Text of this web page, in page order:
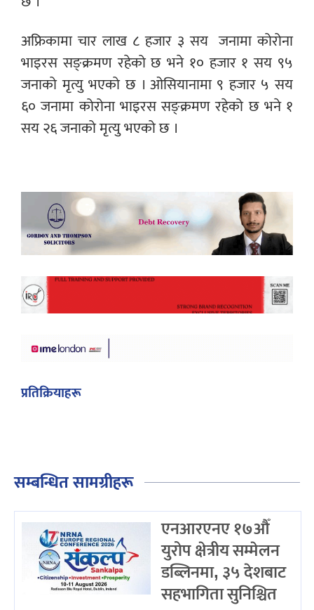
अफ्रिकामा चार लाख ८ हजार ३ सय जनामा कोरोना
भाइरस सङ्क्रमण रहेको छ भने १० हजार १ सय ९५
जनाको मृत्यु भएको छ । ओसियानामा ९ हजार ५ सय
६० जनामा कोरोना भाइरस सङ्क्रमण रहेको छ भने १
सय २६ जनाको मृत्यु भएको छ ।
प्रतिक्रियाहरू
सम्बन्धित सामग्रीहरू
एनआरएनए १७औँ
युरोप क्षेत्रीय सम्मेलन
डब्लिनमा, ३५ देशबाट
सहभागिता सुनिश्चित